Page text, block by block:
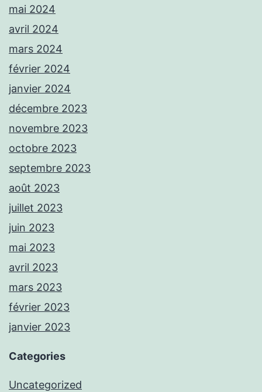
mai 2024
avril 2024
mars 2024
février 2024
janvier 2024
décembre 2023
novembre 2023
octobre 2023
septembre 2023
août 2023
juillet 2023
juin 2023
mai 2023
avril 2023
mars 2023
février 2023
janvier 2023
Categories
Uncategorized